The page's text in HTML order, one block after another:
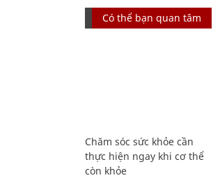
Có thể bạn quan tâm
Chăm sóc sức khỏe cần
thực hiện ngay khi cơ thể
còn khỏe